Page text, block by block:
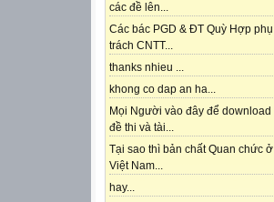
các đề lên...
Các bác PGD & ĐT Quỳ Hợp phụ
trách CNTT...
thanks nhieu ...
khong co dap an ha...
Mọi Người vào đây để download
đề thi và tài...
Tại sao thì bản chất Quan chức ở
Việt Nam...
hay...